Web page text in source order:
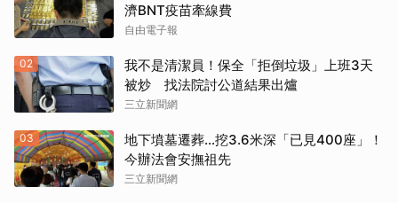
濟BNT疫苗牽線費
自由電子報
02
我不是清潔員！保全「拒倒垃圾」上班3天
被炒 找法院討公道結果出爐
三立新聞網
03
地下墳墓遷葬…挖3.6米深「已見400座」！
今辦法會安撫祖先
三立新聞網